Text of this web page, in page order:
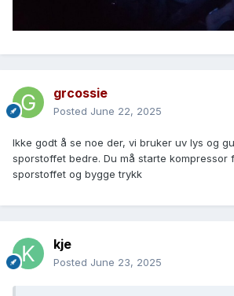
grcossie
Posted June 22, 2025
Ikke godt å se noe der, vi bruker uv lys og
sporstoffet bedre. Du må starte kompressor
sporstoffet og bygge trykk
kje
Posted June 23, 2025